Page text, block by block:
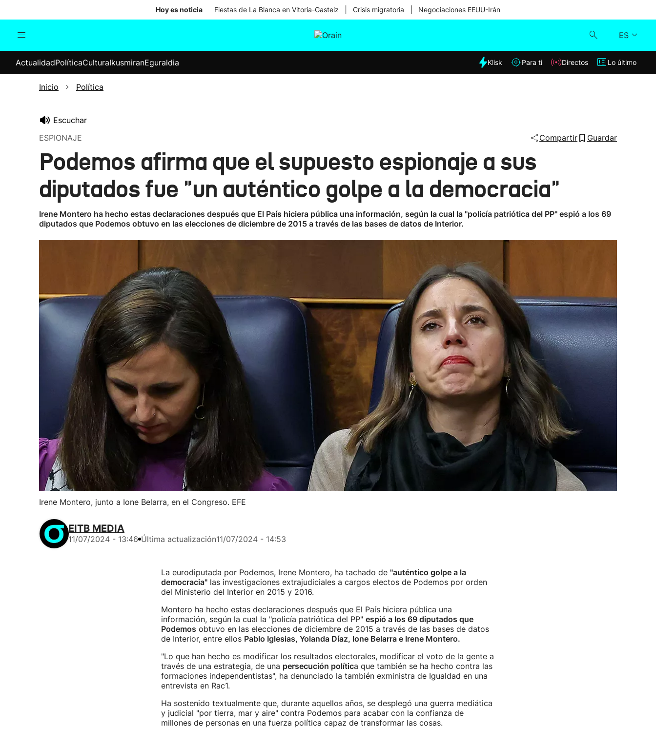
Hoy es noticia Fiestas de La Blanca en Vitoria-Gasteiz Crisis migratoria Negociaciones EEUU-Irán
ES
Internacional
Elecciones
Klisk
ActualidadPolíticaCulturaIkusmiranEguraldia Klisk Para ti Directos Lo último
Inicio Política
Escuchar
ESPIONAJE
Compartir Guardar
Podemos afirma que el supuesto espionaje a sus
diputados fue "un auténtico golpe a la democracia"
Irene Montero ha hecho estas declaraciones después que El País hiciera pública una información, según la cual la "policía patriótica del PP" espió a los 69
diputados que Podemos obtuvo en las elecciones de diciembre de 2015 a través de las bases de datos de Interior.
Irene Montero, junto a Ione Belarra, en el Congreso. EFE
EITB MEDIA
11/07/2024 - 13:46 Última actualización11/07/2024 - 14:53
La eurodiputada por Podemos, Irene Montero, ha tachado de "auténtico golpe a la
democracia"las investigaciones extrajudiciales a cargos electos de Podemos por orden
del Ministerio del Interior en 2015 y 2016.
Montero ha hecho estas declaraciones después que El País hiciera pública una
información, según la cual la "policía patriótica del PP" espió a los 69 diputados que
Podemos obtuvo en las elecciones de diciembre de 2015 a través de las bases de datos
de Interior, entre ellos Pablo Iglesias, Yolanda Díaz, Ione Belarra e Irene Montero.
"Lo que han hecho es modificar los resultados electorales, modificar el voto de la gente a
través de una estrategia, de una persecución política que también se ha hecho contra las
formaciones independentistas", ha denunciado la también exministra de Igualdad en una
entrevista en Rac1.
Ha sostenido textualmente que, durante aquellos años, se desplegó una guerra mediática
y judicial "por tierra, mar y aire" contra Podemos para acabar con la confianza de
millones de personas en una fuerza política capaz de transformar las cosas.